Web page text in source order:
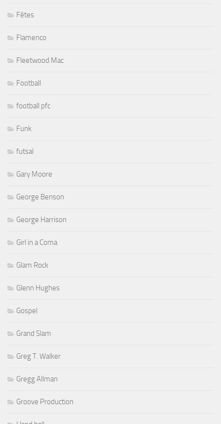
Fêtes
Flamenco
Fleetwood Mac
Football
football pfc
Funk
futsal
Gary Moore
George Benson
George Harrison
Girl in a Coma
Glam Rock
Glenn Hughes
Gospel
Grand Slam
Greg T. Walker
Gregg Allman
Groove Production